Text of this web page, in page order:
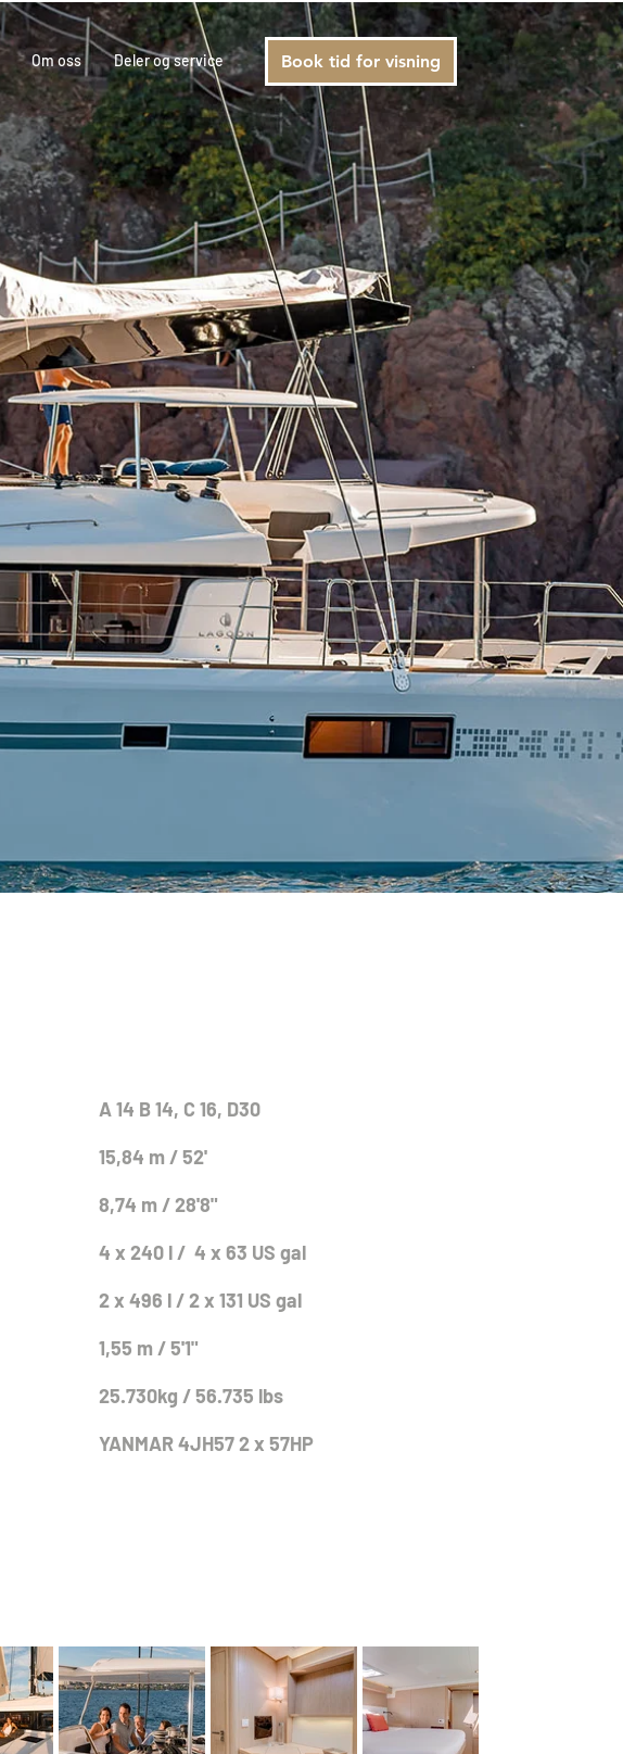
Om oss Deler og service Book tid for visning
A 14 B 14, C 16, D30
15,84 m / 52'
8,74 m / 28'8"
4 x 240 l / 4 x 63 US gal
2 x 496 l / 2 x 131 US gal
1,55 m / 5'1"
25.730kg / 56.735 lbs
YANMAR 4JH57 2 x 57HP